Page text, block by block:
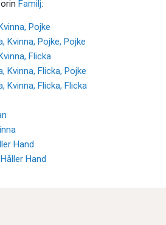
Familj:
Pojke
Kvinna, Pojke, Pojke
Flicka
Kvinna, Flicka, Pojke
Kvinna, Flicka, Flicka
Hand
Hand